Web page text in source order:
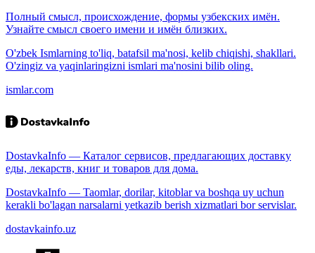
Полный смысл, происхождение, формы узбекских имён.
Узнайте смысл своего имени и имён близких.
O'zbek Ismlarning to'liq, batafsil ma'nosi, kelib chiqishi, shakllari.
O'zingiz va yaqinlaringizni ismlari ma'nosini bilib oling.
ismlar.com
DostavkaInfo — Каталог сервисов, предлагающих доставку
еды, лекарств, книг и товаров для дома.
DostavkaInfo — Taomlar, dorilar, kitoblar va boshqa uy uchun
kerakli bo'lagan narsalarni yetkazib berish xizmatlari bor servislar.
dostavkainfo.uz